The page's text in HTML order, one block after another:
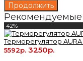
Продолжить
Рекомендуемые
-42%
Терморегулятор
5592р. 3250р.